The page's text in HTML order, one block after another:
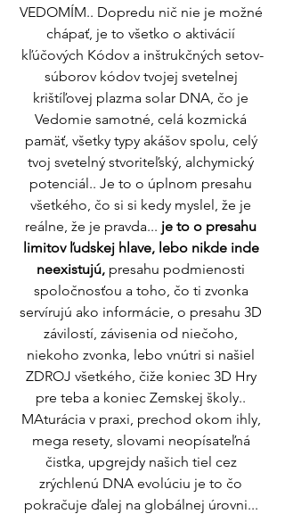
VEDOMÍM.. Dopredu nič nie je možné
chápať, je to všetko o aktivácií
kľúčových Kódov a inštrukčných setov-
súborov kódov tvojej svetelnej
krištíľovej plazma solar DNA, čo je
Vedomie samotné, celá kozmická
pamäť, všetky typy akášov spolu, celý
tvoj svetelný stvoriteľský, alchymický
potenciál.. Je to o úplnom presahu
všetkého, čo si si kedy myslel, že je
reálne, že je pravda... je to o presahu
limitov ľudskej hlave, lebo nikde inde
neexistujú, presahu podmienosti
spoločnosťou a toho, čo ti zvonka
servírujú ako informácie, o presahu 3D
závilostí, závisenia od niečoho,
niekoho zvonka, lebo vnútri si našiel
ZDROJ všetkého, čiže koniec 3D Hry
pre teba a koniec Zemskej školy..
MAturácia v praxi, prechod okom ihly,
mega resety, slovami neopísateľná
čistka, upgrejdy našich tiel cez
zrýchlenú DNA evolúciu je to čo
pokračuje ďalej na globálnej úrovni...